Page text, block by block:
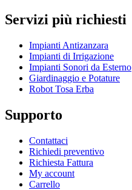
Servizi più richiesti
Impianti Antizanzara
Impianti di Irrigazione
Impianti Sonori da Esterno
Giardinaggio e Potature
Robot Tosa Erba
Supporto
Contattaci
Richiedi preventivo
Richiesta Fattura
My account
Carrello